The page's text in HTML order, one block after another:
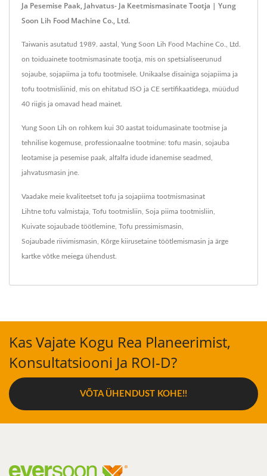
Ja Pesemise Paak, Jahvatus- Ja Keetmismasinate Tootja | Yung
Soon Lih Food Machine Co., Ltd.
Taiwanis asutatud 1989. aastal, Yung Soon Lih Food Machine Co., Ltd.
on toiduainete tootmismasinate tootja, mis on spetsialiseerunud
sojaube, sojapiima ja tofu tootmisele. Unikaalse disainiga sojapiima ja
tofu tootmisliinid, mis on ehitatud ISO ja CE sertifikaatidega, müüdud
40 riigis ja omavad head mainet.
Yung Soon Lih on rohkem kui 30 aastat toidumasinate tootmise ja
tehnilise kogemuse, professionaalne tootmine: tofu masin, sojauba
leotamise ja pesemise paak, alfalfa idude idanemise seadmed,
jahvatusmasin jne.
Vaadake meie kvaliteetset tofu ja sojapiima tootmismasinat
Lihtne tofu valmistaja Tofu tootmisliin Soja piima tootmisliin
Kuivate sojaubade töötlemine Tofu pressimismasin
Sojaubade riivimismasin Kõrge kiirusetaine töötlemismasin ja ärge
kartke võtke meiega ühendust
Kas Vajate Kogu Rea Planeerimist,
Konsultatsiooni Ja ROI-D?
VÕTA ÜHENDUST KOHE!!